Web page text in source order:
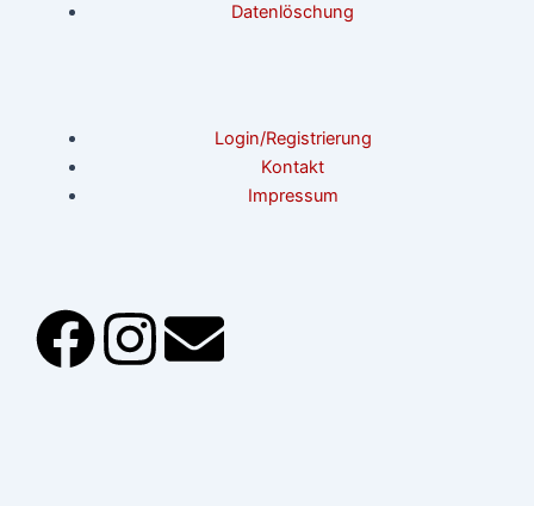
Datenlöschung
Login/Registrierung
Kontakt
Impressum
F I
E